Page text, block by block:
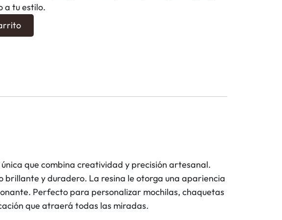
a tu estilo.
que combina creatividad y precisión artesanal.
brillante y duradero. La resina le otorga una apariencia
Perfecto para personalizar mochilas, chaquetas
que atraerá todas las miradas.